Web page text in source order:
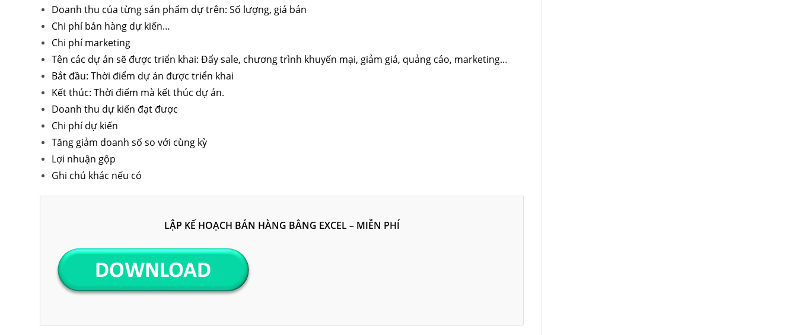
Doanh thu của từng sản phẩm dự trên: Số lượng, giá bán
Chi phí bán hàng dự kiến…
Chi phí marketing
Tên các dự án sẽ được triển khai: Đẩy sale, chương trình khuyến mại, giảm giá, quảng cáo, marketing…
Bắt đầu: Thời điểm dự án được triển khai
Kết thúc: Thời điểm mà kết thúc dự án.
Doanh thu dự kiến đạt được
Chi phí dự kiến
Tăng giảm doanh số so với cùng kỳ
Lợi nhuận gộp
Ghi chú khác nếu có
LẬP KẾ HOẠCH BÁN HÀNG BẰNG EXCEL – MIỄN PHÍ